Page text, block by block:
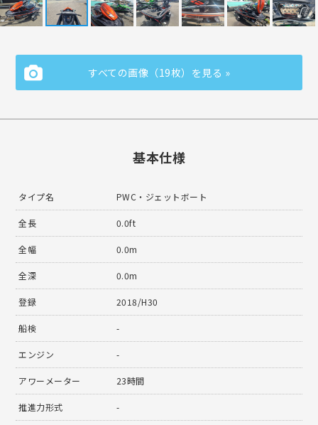
すべての画像（19枚）を見る »
基本仕様
タイプ名 PWC・ジェットボート
全長 0.0ft
全幅 0.0m
全深 0.0m
登録 2018/H30
船検 -
エンジン -
アワーメーター 23時間
推進力形式 -